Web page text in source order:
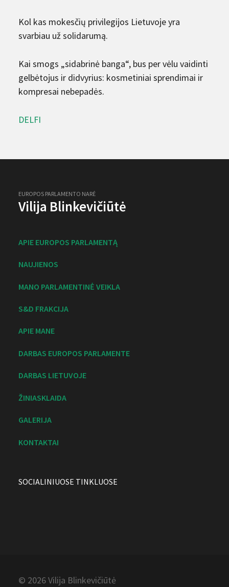
Kol kas mokesčių privilegijos Lietuvoje yra
svarbiau už solidarumą.
Kai smogs „sidabrinė banga“, bus per vėlu vaidinti
gelbėtojus ir didvyrius: kosmetiniai sprendimai ir
kompresai nebepadės.
DELFI
EUROPOS PARLAMENTO NARĖ
Vilija Blinkevičiūtė
APIE EUROPOS PARLAMENTĄ
NAUJIENOS
MANO PARLAMENTINĖ VEIKLA
S&D FRAKCIJA
APIE MANE
DARBAS EUROPOS PARLAMENTE
DARBAS LIETUVOJE
ŽINIASKLAIDA
GALERIJA
KONTAKTAI
SOCIALINIUOSE TINKLUOSE
© 2026 Vilija Blinkevičiūtė